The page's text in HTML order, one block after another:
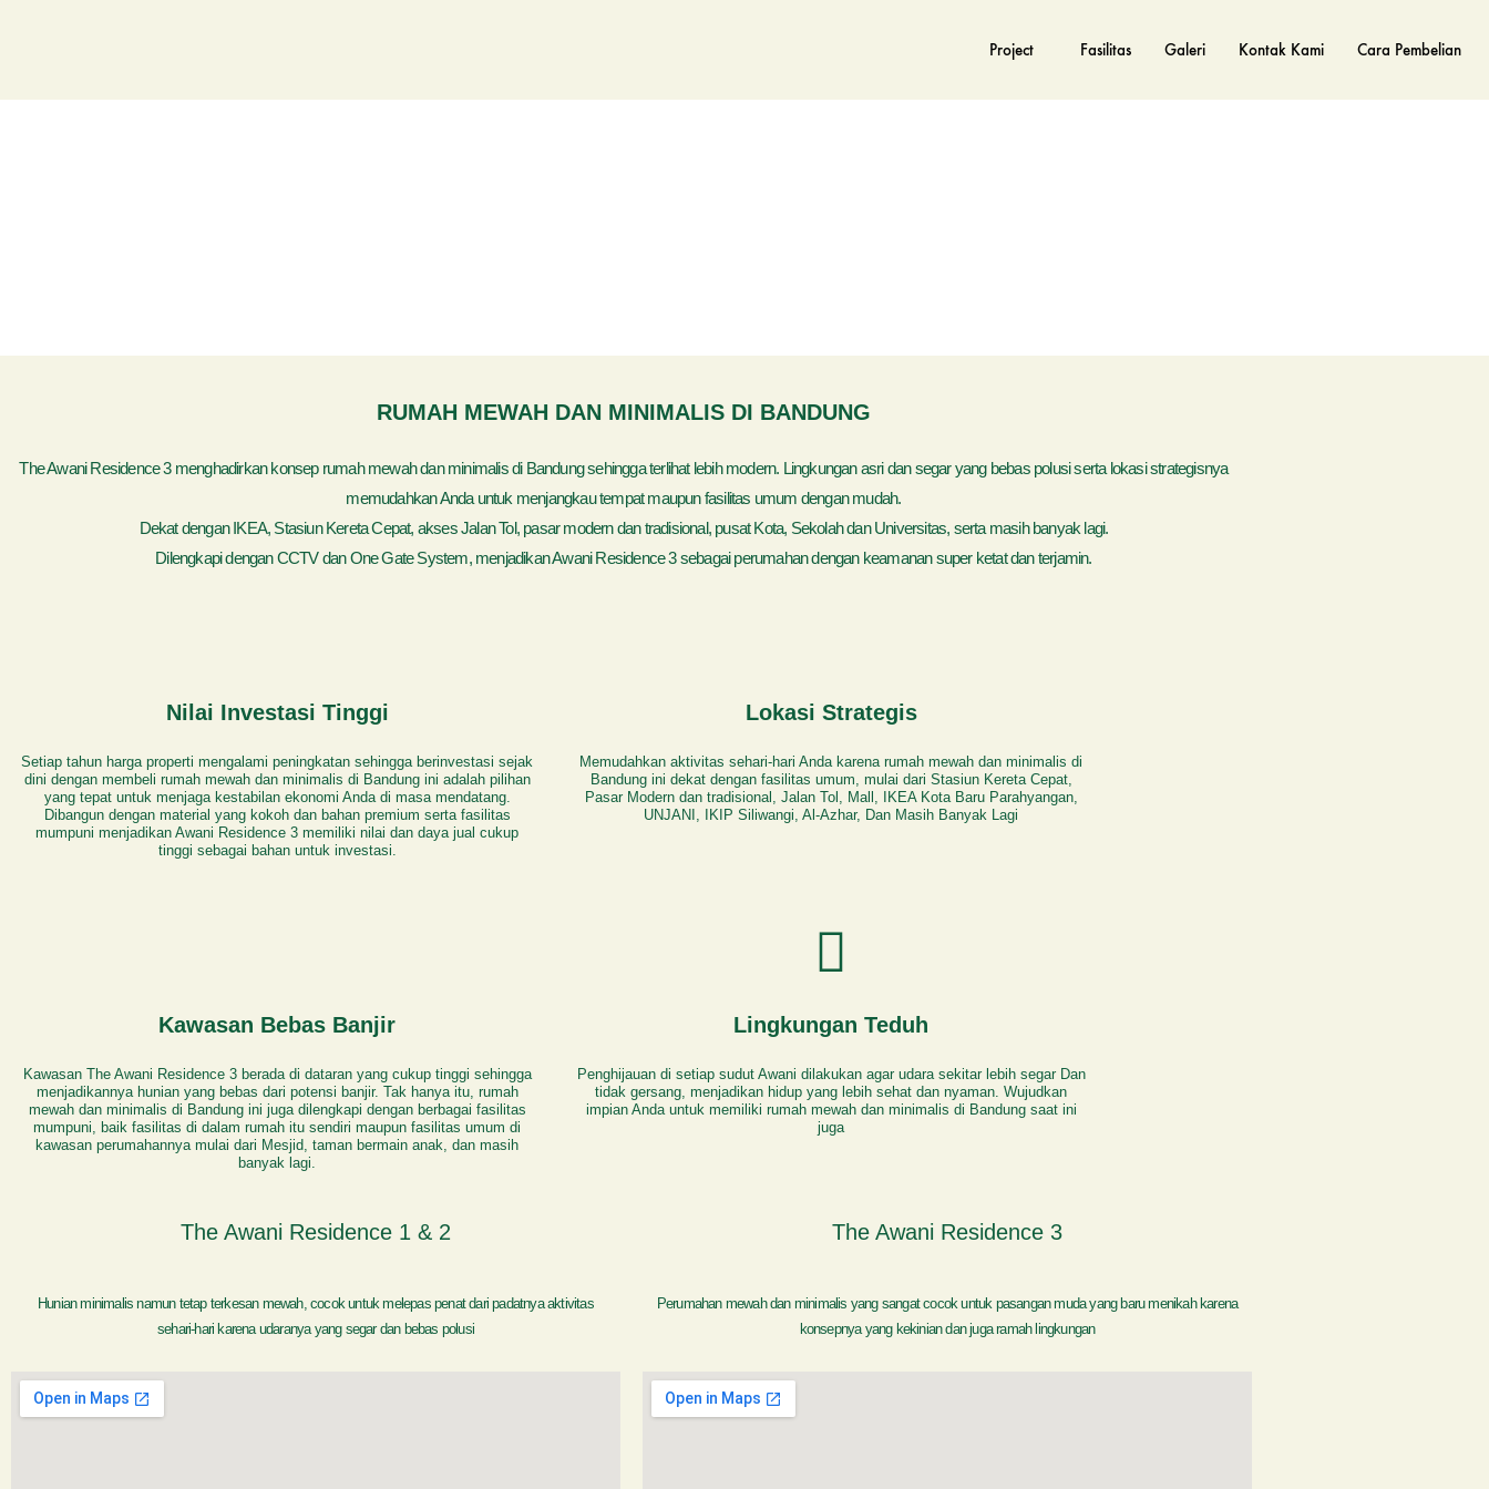
Project Fasilitas Galeri Kontak Kami Cara Pembelian
RUMAH MEWAH DAN MINIMALIS DI BANDUNG
The Awani Residence 3 menghadirkan konsep rumah mewah dan minimalis di Bandung sehingga terlihat lebih modern. Lingkungan asri dan segar yang bebas polusi serta lokasi strategisnya
memudahkan Anda untuk menjangkau tempat maupun fasilitas umum dengan mudah.
Dekat dengan IKEA, Stasiun Kereta Cepat, akses Jalan Tol, pasar modern dan tradisional, pusat Kota, Sekolah dan Universitas, serta masih banyak lagi.
Dilengkapi dengan CCTV dan One Gate System, menjadikan Awani Residence 3 sebagai perumahan dengan keamanan super ketat dan terjamin.
Nilai Investasi Tinggi
Setiap tahun harga properti mengalami peningkatan sehingga berinvestasi sejak
dini dengan membeli rumah mewah dan minimalis di Bandung ini adalah pilihan
yang tepat untuk menjaga kestabilan ekonomi Anda di masa mendatang.
Dibangun dengan material yang kokoh dan bahan premium serta fasilitas
mumpuni menjadikan Awani Residence 3 memiliki nilai dan daya jual cukup
tinggi sebagai bahan untuk investasi.
Lokasi Strategis
Memudahkan aktivitas sehari-hari Anda karena rumah mewah dan minimalis di
Bandung ini dekat dengan fasilitas umum, mulai dari Stasiun Kereta Cepat,
Pasar Modern dan tradisional, Jalan Tol, Mall, IKEA Kota Baru Parahyangan,
UNJANI, IKIP Siliwangi, Al-Azhar, Dan Masih Banyak Lagi
Kawasan Bebas Banjir
Kawasan The Awani Residence 3 berada di dataran yang cukup tinggi sehingga
menjadikannya hunian yang bebas dari potensi banjir. Tak hanya itu, rumah
mewah dan minimalis di Bandung ini juga dilengkapi dengan berbagai fasilitas
mumpuni, baik fasilitas di dalam rumah itu sendiri maupun fasilitas umum di
kawasan perumahannya mulai dari Mesjid, taman bermain anak, dan masih
banyak lagi.
Lingkungan Teduh
Penghijauan di setiap sudut Awani dilakukan agar udara sekitar lebih segar Dan
tidak gersang, menjadikan hidup yang lebih sehat dan nyaman. Wujudkan
impian Anda untuk memiliki rumah mewah dan minimalis di Bandung saat ini
juga
The Awani Residence 1 & 2
Hunian minimalis namun tetap terkesan mewah, cocok untuk melepas penat dari padatnya aktivitas
sehari-hari karena udaranya yang segar dan bebas polusi
The Awani Residence 3
Perumahan mewah dan minimalis yang sangat cocok untuk pasangan muda yang baru menikah karena
konsepnya yang kekinian dan juga ramah lingkungan